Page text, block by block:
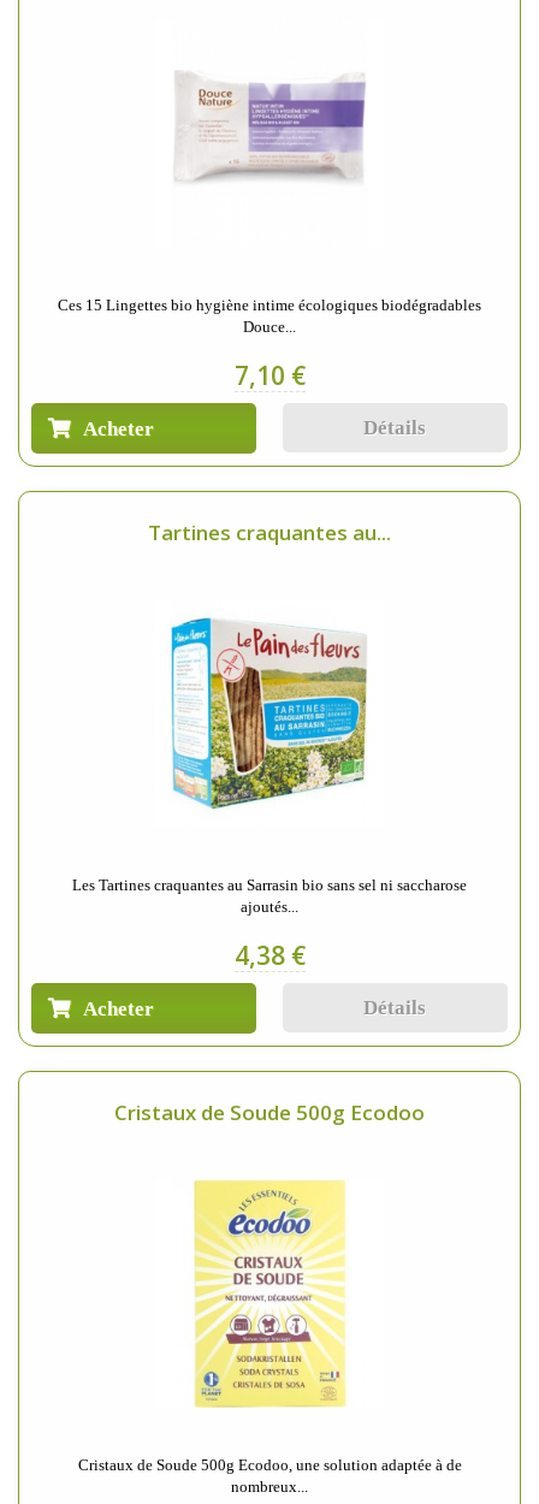
Ces 15 Lingettes bio hygiène intime écologiques biodégradables
Douce...
7,10 €
Acheter Détails
Tartines craquantes au...
Les Tartines craquantes au Sarrasin bio sans sel ni saccharose
ajoutés...
4,38 €
Acheter Détails
Cristaux de Soude 500g Ecodoo
Cristaux de Soude 500g Ecodoo, une solution adaptée à de
nombreux...